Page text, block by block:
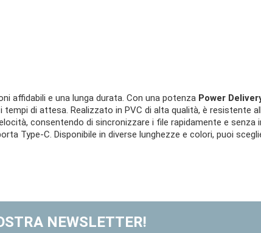
affidabili e una lunga durata. Con una potenza Power
di attesa. Realizzato in PVC di alta qualità, è resistente
consentendo di sincronizzare i file rapidamente e senza
Type-C. Disponibile in diverse lunghezze e colori, puoi
NEWSLETTER!